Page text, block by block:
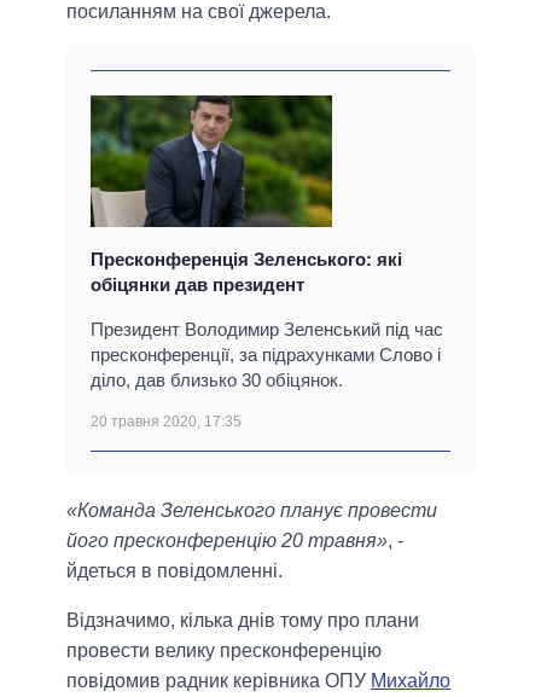
посиланням на свої джерела.
Пресконференція Зеленського: які
обіцянки дав президент
Президент Володимир Зеленський під час
пресконференції, за підрахунками Слово і
діло, дав близько 30 обіцянок.
20 травня 2020, 17:35
«Команда Зеленського планує провести
його пресконференцію 20 травня», -
йдеться в повідомленні.
Відзначимо, кілька днів тому про плани
провести велику пресконференцію
повідомив радник керівника ОПУ Михайло